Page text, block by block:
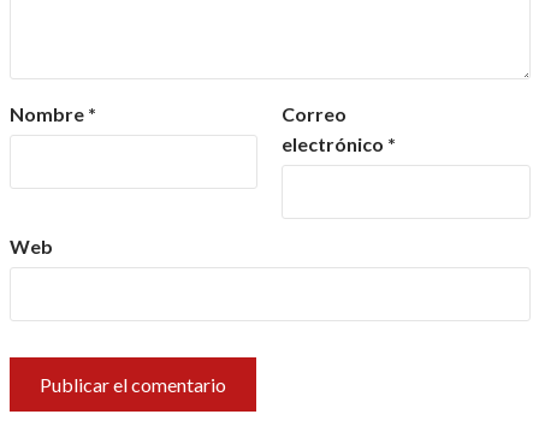
Nombre *
Correo
electrónico *
Web